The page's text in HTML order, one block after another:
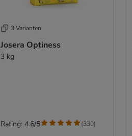
3 Varianten
Josera Optiness
3 kg
Rating: 4.6/5 (330)